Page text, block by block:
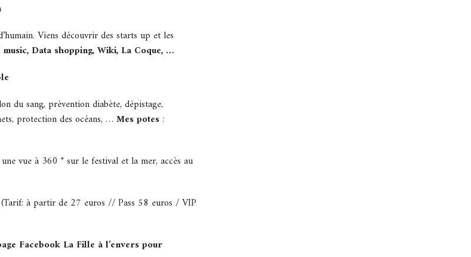
Viens découvrir des starts up et les
Data shopping, Wiki, La Coque, …
du sang, prévention diabète, dépistage,
protection des océans, … Mes potes:
vue à 360 ° sur le festival et la mer, accès au
à partir de 27 euros // Pass 58 euros / VIP
Facebook La Fille à l’envers pour